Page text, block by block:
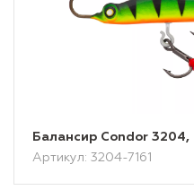
Балансир Condor 3204,
Артикул: 3204-7161